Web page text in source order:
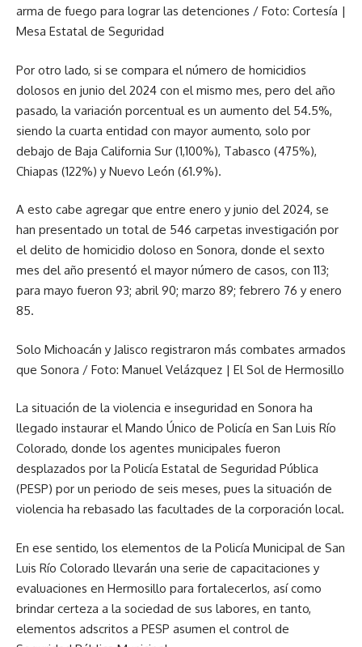
arma de fuego para lograr las detenciones / Foto: Cortesía |
Mesa Estatal de Seguridad
Por otro lado, si se compara el número de homicidios
dolosos en junio del 2024 con el mismo mes, pero del año
pasado, la variación porcentual es un aumento del 54.5%,
siendo la cuarta entidad con mayor aumento, solo por
debajo de Baja California Sur (1,100%), Tabasco (475%),
Chiapas (122%) y Nuevo León (61.9%).
A esto cabe agregar que entre enero y junio del 2024, se
han presentado un total de 546 carpetas investigación por
el delito de homicidio doloso en Sonora, donde el sexto
mes del año presentó el mayor número de casos, con 113;
para mayo fueron 93; abril 90; marzo 89; febrero 76 y enero
85.
Solo Michoacán y Jalisco registraron más combates armados
que Sonora / Foto: Manuel Velázquez | El Sol de Hermosillo
La situación de la violencia e inseguridad en Sonora ha
llegado instaurar el Mando Único de Policía en San Luis Río
Colorado, donde los agentes municipales fueron
desplazados por la Policía Estatal de Seguridad Pública
(PESP) por un periodo de seis meses, pues la situación de
violencia ha rebasado las facultades de la corporación local.
En ese sentido, los elementos de la Policía Municipal de San
Luis Río Colorado llevarán una serie de capacitaciones y
evaluaciones en Hermosillo para fortalecerlos, así como
brindar certeza a la sociedad de sus labores, en tanto,
elementos adscritos a PESP asumen el control de